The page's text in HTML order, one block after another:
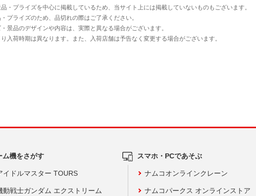
ム機をさがす
イドルマスター TOURS
動戦士ガンダム エクストリーム
スマホ・PCであそぶ
ナムコオンラインクレーン
ナムコパークス オンラインストア